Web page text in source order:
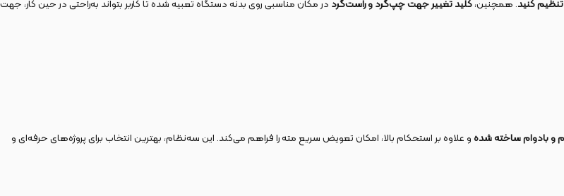
کنید. همچنین،کلید تغییر جهت چپ‌گرد و راست‌گرد در مکان مناسبی روی بدنه دستگاه تعبیه شده تا کاربر بتواند به‌راحتی در حین کار، جهت
و بادوام ساخته شده و علاوه بر استحکام بالا، امکان تعویض سریع مته را فراهم می‌کند. این سه‌نظام، بهترین انتخاب برای پروژه‌های حرفه‌ای و